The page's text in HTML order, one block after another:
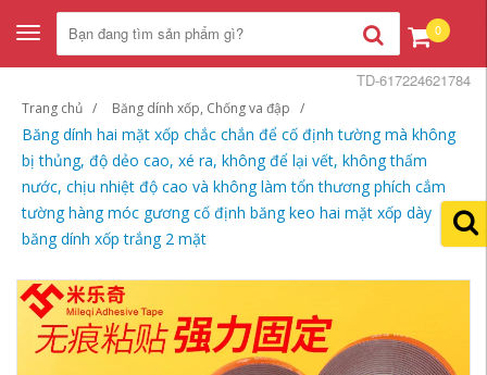
Toggle
navigation
0
Trang chủ Băng dính xốp, Chống va đập
Băng dính hai mặt xốp chắc chắn để cố định tường mà không
bị thủng, độ dẻo cao, xé ra, không để lại vết, không thấm
nước, chịu nhiệt độ cao và không làm tổn thương phích cắm
tường hàng móc gương cố định băng keo hai mặt xốp dày
băng dính xốp trắng 2 mặt
TD-617224621784